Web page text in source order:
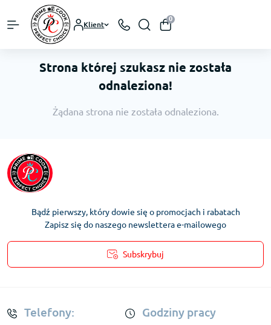
Klient
0
Strona której szukasz nie została
odnaleziona!
Żądana strona nie została odnaleziona.
Bądź pierwszy, który dowie się o promocjach i rabatach
Zapisz się do naszego newslettera e-mailowego
Subskrybuj
Telefony: Godziny pracy